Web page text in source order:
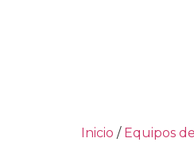
Inicio / Equipos